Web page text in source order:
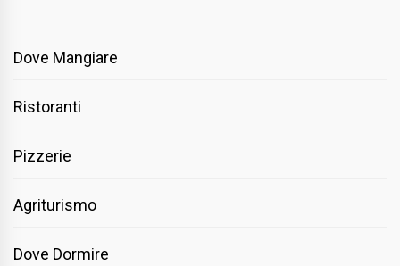
Dove Mangiare
Ristoranti
Pizzerie
Agriturismo
Dove Dormire